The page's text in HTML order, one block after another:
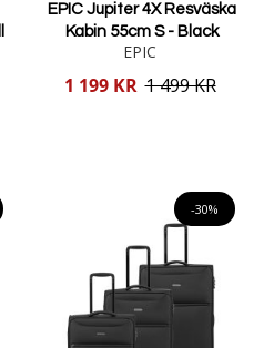
EPIC Jupiter 4X Resväska
Kabin 55cm S - Black
EPIC
Reducerat
1 199 KR 1 499 KR
-30%